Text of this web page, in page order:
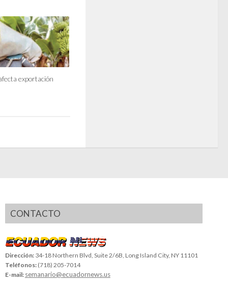
exportación
CONTACTO
Dirección: 34-18 Northern Blvd, Suite 2/6B, Long Island City, NY 11101
Teléfonos: (718) 205-7014
E-mail: semanario@ecuadornews.us